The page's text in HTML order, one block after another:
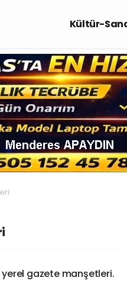
Kültür-
gazete manşetleri.